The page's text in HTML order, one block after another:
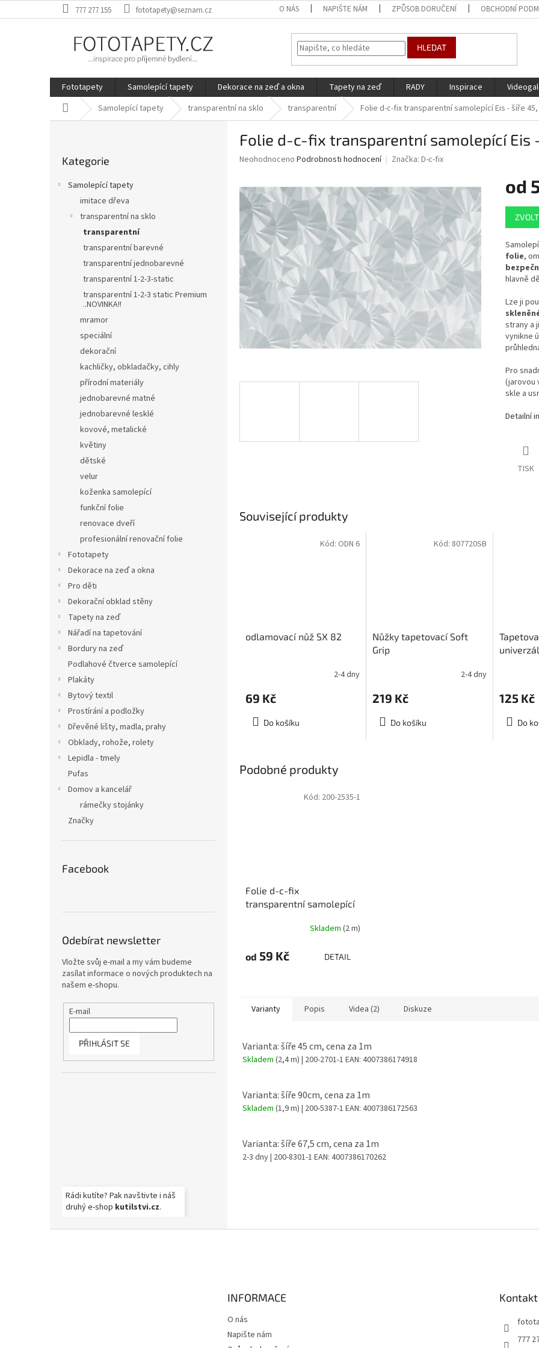
na
777 277 155 fototapety@seznam.cz O NÁS NAPIŠTE NÁM ZPŮSOB DORUČENÍ OBCHODNÍ
HLEDAT
Fototapety Samolepící tapety Dekorace na zeď a okna Tapety na zeď RADY Inspirace
Domů Samolepící tapety transparentní na sklo transparentní Folie d-c-fix transparentní samolepící Eis - šíře 45,
kategorie
Kategorie
Samolepící tapety
imitace dřeva
transparentní na sklo
transparentní
transparentní barevné
transparentní jednobarevné
transparentní 1-2-3-static
transparentní 1-2-3 static Premium
..NOVINKA!!
mramor
speciální
dekorační
kachličky, obkladačky, cihly
přírodní materiály
jednobarevné matné
jednobarevné lesklé
kovové, metalické
květiny
dětské
velur
koženka samolepící
funkční folie
renovace dveří
profesionální renovační folie
Fototapety
Dekorace na zeď a okna
Pro děti
Dekorační obklad stěny
Tapety na zeď
Nářadí na tapetování
Bordury na zeď
Podlahové čtverce samolepící
Plakáty
Bytový textil
Prostírání a podložky
Dřevěné lišty, madla, prahy
Obklady, rohože, rolety
Lepidla - tmely
Pufas
Domov a kancelář
rámečky stojánky
Značky
Facebook
Odebírat newsletter
Vložte svůj e-mail a my vám budeme
zasílat informace o nových produktech na
našem e-shopu.
E-mail
PŘIHLÁSIT SE
Rádi kutíte? Pak navštivte i náš
druhý e-shop kutilstvi.cz.
Folie d-c-fix transparentní samolepící Eis
Průměrné
je
0,0
5
hvězdiček.
Neohodnoceno Podrobnosti hodnocení Značka: D-c-fix
od
Měrná
cena:
folie,
hlavně
Lze ji
strany a
vynikne
Pro
(jarovou
skle a
Detailní
TISK
Související produkty
odlamovací nůž SX 82
2-4 dny
69 Kč
Do košíku
Kód: ODN 6
Nůžky tapetovací Soft
Grip
produktu
3,0
2-4 dny
219 Kč
Do košíku
Kód: 807720SB
125 Kč
Do
Podobné produkty
Folie d-c-fix
transparentní samolepící
Skladem (2 m)
od 59 Kč DETAIL
Kód: 200-2535-1
Varianty Popis Videa (2) Diskuze
Varianta: šíře 45 cm, cena za 1m
Skladem (2,4 m) | 200-2701-1 EAN: 4007386174918
Varianta: šíře 90cm, cena za 1m
Skladem (1,9 m) | 200-5387-1 EAN: 4007386172563
Varianta: šíře 67,5 cm, cena za 1m
2-3 dny| 200-8301-1 EAN: 4007386170262
INFORMACE
O nás
Napište nám
Kontakt
777